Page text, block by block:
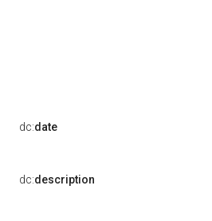
dc:date
dc:description